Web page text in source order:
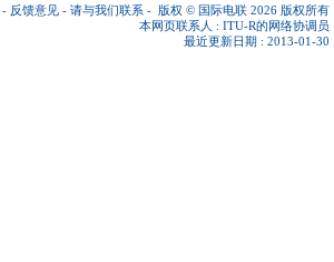
- 反馈意见 - 请与我们联系 - 版权 © 国际电联 2026 版权所有
本网页联系人 : ITU-R的网络协调员
最近更新日期 : 2013-01-30